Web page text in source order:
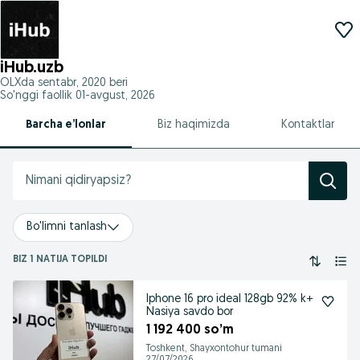
iHub.uzb
OLXda sentabr, 2020 beri
So'nggi faollik 01-avgust, 2026
Barcha e’lonlar Biz haqimizda Kontaktlar
Bo'limni tanlash
BIZ 1 NATIJA TOPILDI
Iphone 16 pro ideal 128gb 92% k+
Nasiya savdo bor
1 192 400 so’m
Toshkent, Shayxontohur tumani